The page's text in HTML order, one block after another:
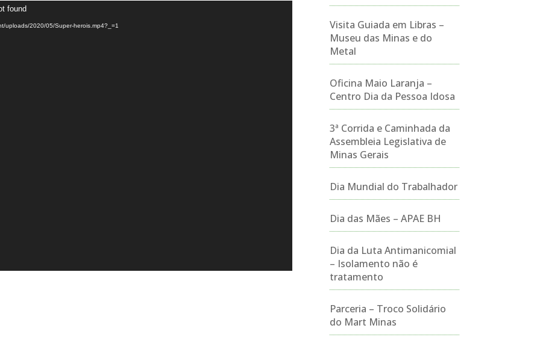
found
uploads/2020/05/Super-herois.mp4?_=1
Visita Guiada em Libras –
Museu das Minas e do
Metal
Oficina Maio Laranja –
Centro Dia da Pessoa Idosa
3ª Corrida e Caminhada da
Assembleia Legislativa de
Minas Gerais
Dia Mundial do Trabalhador
Dia das Mães – APAE BH
Dia da Luta Antimanicomial
– Isolamento não é
tratamento
Parceria – Troco Solidário
do Mart Minas